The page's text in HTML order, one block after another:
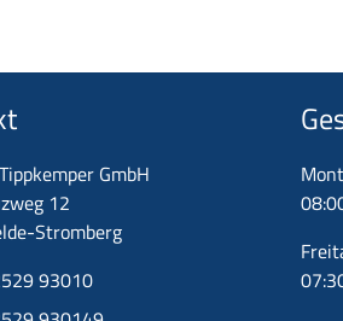
GmbH
12
Stromberg
93010